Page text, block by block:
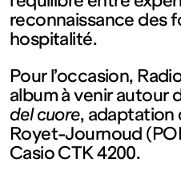
57000
Metz
Fermé
reconnaissance des
hospitalité.
Pour l’occasion,
album à venir autour
del cuore, adaptation
Royet-Journoud
Casio CTK 4200.